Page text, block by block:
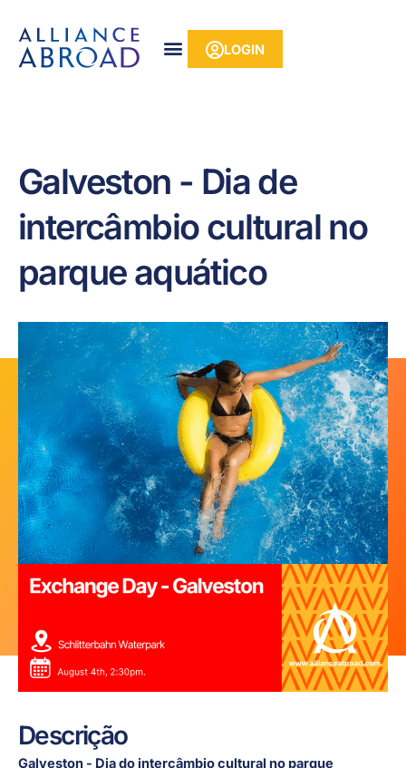
conteúdo
para
LOGIN
Galveston - Dia de
intercâmbio cultural no
parque aquático
Descrição
Galveston - Dia do intercâmbio cultural no parque